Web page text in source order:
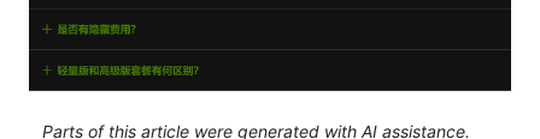
Parts of this article were generated with AI assistance.